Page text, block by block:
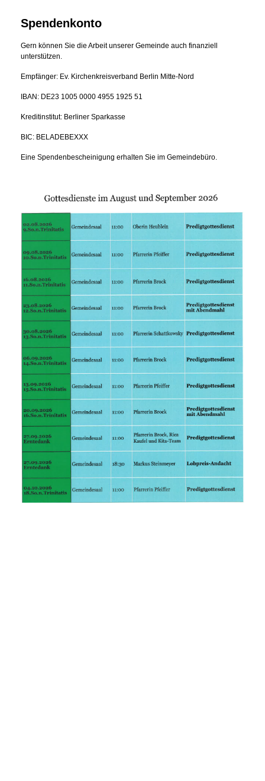
Spendenkonto
Gern können Sie die Arbeit unserer Gemeinde auch finanziell
unterstützen.
Empfänger: Ev. Kirchenkreisverband Berlin Mitte-Nord
IBAN: DE23 1005 0000 4955 1925 51
Kreditinstitut: Berliner Sparkasse
BIC: BELADEBEXXX
Eine Spendenbescheinigung erhalten Sie im Gemeindebüro.